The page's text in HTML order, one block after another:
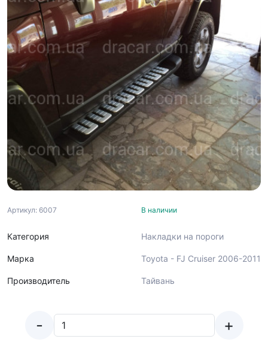
Артикул: 6007
Категория
Марка
Производитель
В наличии
Накладки на пороги
Toyota - FJ Cruiser 2006-2011
Тайвань
- +